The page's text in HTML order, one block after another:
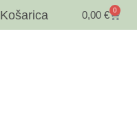
Košarica 0,00€ 0